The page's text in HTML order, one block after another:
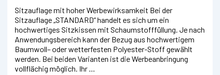
Sitzauflage mit hoher Werbewirksamkeit Bei der
Sitzauflage „STANDARD“ handelt es sich um ein
hochwertiges Sitzkissen mit Schaumstofffüllung. Je nach
Anwendungsbereich kann der Bezug aus hochwertigem
Baumwoll– oder wetterfesten Polyester-Stoff gewählt
werden. Bei beiden Varianten ist die Werbeanbringung
vollflächig möglich. Ihr …